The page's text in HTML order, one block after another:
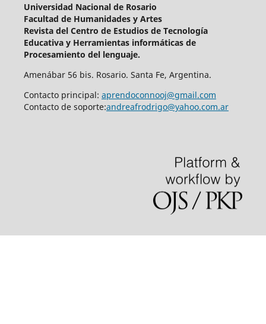
Universidad Nacional de Rosario
Facultad de Humanidades y Artes
Revista del Centro de Estudios de Tecnología
Educativa y Herramientas informáticas de
Procesamiento del lenguaje.
Amenábar 56 bis. Rosario. Santa Fe, Argentina.
Contacto principal: aprendoconnooj@gmail.com
Contacto de soporte:andreafrodrigo@yahoo.com.ar